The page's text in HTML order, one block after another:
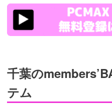
https://pcmax.jp/lp/?
ad_id=rm307152
千葉の
テム